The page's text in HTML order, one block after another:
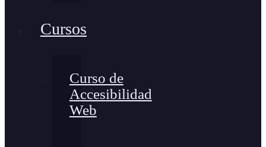
Cursos
Curso de
Accesibilidad
Web